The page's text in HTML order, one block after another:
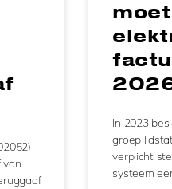
van
In 2023
groep
verplicht
systeem